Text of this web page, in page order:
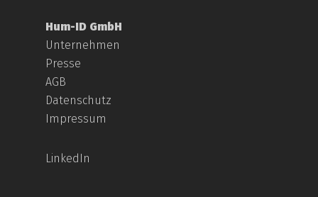
Hum-ID GmbH
Unternehmen
Presse
AGB
Datenschutz
Impressum
LinkedIn